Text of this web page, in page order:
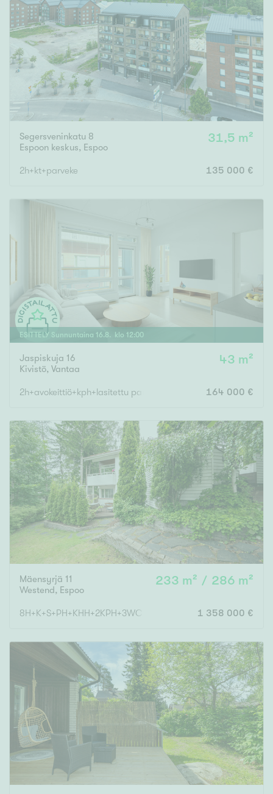
Segersveninkatu 8
Espoon keskus, Espoo
31,5 m²
2h+kt+parveke 135 000 €
ESITTELY Sunnuntaina 16.8. klo 12:00
Jaspiskuja 16
Kivistö, Vantaa
43 m²
2h+avokeittiö+kph+lasitettu parv., OMA TONTTI164 000 €
Mäensyrjä 11
Westend, Espoo
233 m² / 286 m²
8H+K+S+PH+KHH+2KPH+3WC+AUTOTALLI+VAR1 358 000 €